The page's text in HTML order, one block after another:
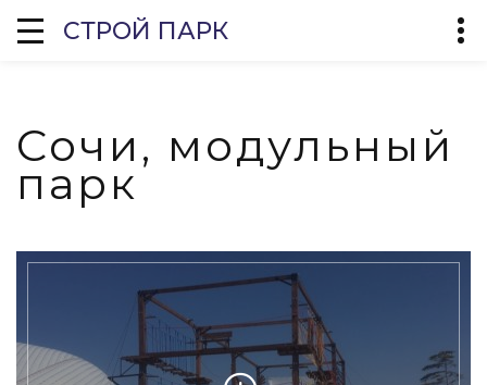
СТРОЙ ПАРК
Сочи, модульный
парк